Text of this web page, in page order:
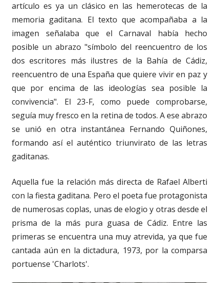
artículo es ya un clásico en las hemerotecas de la
memoria gaditana. El texto que acompañaba a la
imagen señalaba que el Carnaval había hecho
posible un abrazo "símbolo del reencuentro de los
dos escritores más ilustres de la Bahía de Cádiz,
reencuentro de una España que quiere vivir en paz y
que por encima de las ideologías sea posible la
convivencia". El 23-F, como puede comprobarse,
seguía muy fresco en la retina de todos. A ese abrazo
se unió en otra instantánea Fernando Quiñones,
formando así el auténtico triunvirato de las letras
gaditanas.
Aquella fue la relación más directa de Rafael Alberti
con la fiesta gaditana. Pero el poeta fue protagonista
de numerosas coplas, unas de elogio y otras desde el
prisma de la más pura guasa de Cádiz. Entre las
primeras se encuentra una muy atrevida, ya que fue
cantada aún en la dictadura, 1973, por la comparsa
portuense 'Charlots'.